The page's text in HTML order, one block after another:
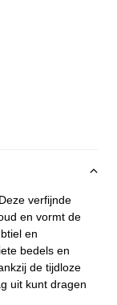
verfijnde
en vormt de
en
bedels en
de tijdloze
uit kunt dragen